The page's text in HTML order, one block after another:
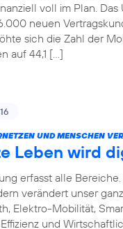
voll im Plan.
neuen
sich die Zahl der
auf 44,1 […]
UND MENSCHEN
Leben wird
erfasst alle
verändert unser
Elektro-Mobilität,
und